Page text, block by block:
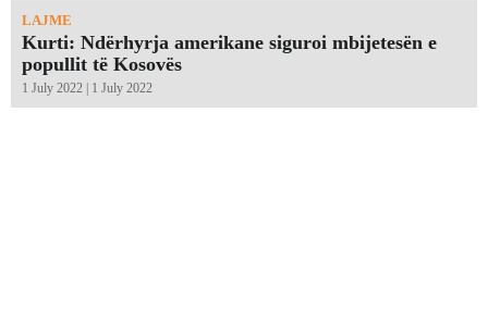
LAJME
Kurti: Ndërhyrja amerikane siguroi mbijetesën e
popullit të Kosovës
1 July 2022 | 1 July 2022